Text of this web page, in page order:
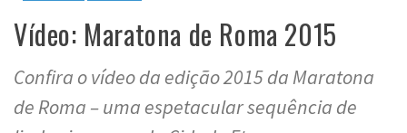
Vídeo: Maratona de Roma 2015
Confira o vídeo da edição 2015 da Maratona
de Roma – uma espetacular sequência de